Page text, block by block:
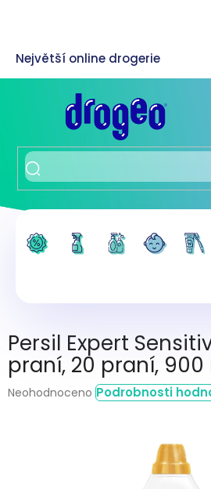
Persil Expert
praní, 20 praní, 900
Průměrné
Neohodnoceno Podrobnosti